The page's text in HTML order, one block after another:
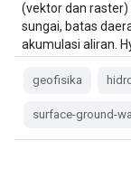
(vektor dan
sungai, batas
akumulasi aliran.
geofisika
surface-ground-